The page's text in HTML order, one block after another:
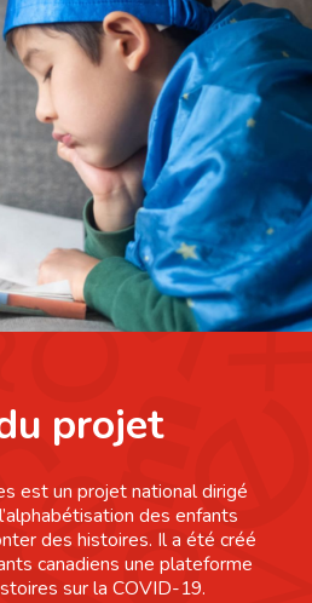
projet
est un projet national dirigé
des enfants
des histoires. Il a été créé
canadiens une plateforme
sur la COVID-19.